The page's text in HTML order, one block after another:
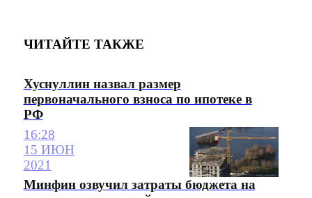
ЧИТАЙТЕ ТАКЖЕ
Хуснуллин назвал размер
первоначального взноса по ипотеке в
РФ
16:28
15 ИЮН
2021
Минфин озвучил затраты бюджета на